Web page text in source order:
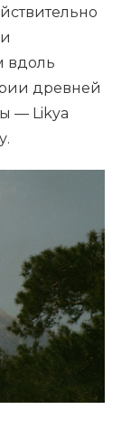
вдоль
древней
— Likya